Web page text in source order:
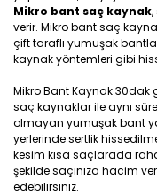
Mikro bant saç kaynak
verir. Mikro bant saç
çift taraflı yumuşak
kaynak yöntemleri gibi
Mikro Bant Kaynak
saç kaynaklar ile aynı
olmayan yumuşak bant
yerlerinde sertlik
kesim kısa saçlarada
şekilde saçınıza hacim
edebilirsiniz.